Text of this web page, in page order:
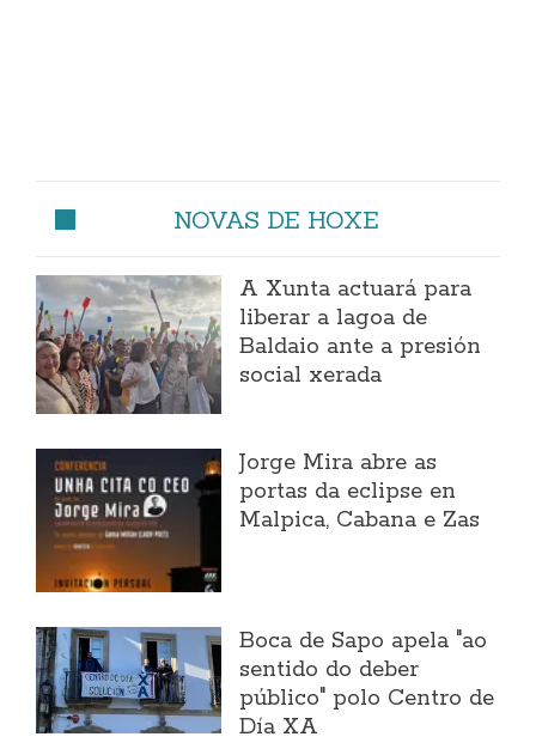
NOVAS DE HOXE
A Xunta actuará para
liberar a lagoa de
Baldaio ante a presión
social xerada
Jorge Mira abre as
portas da eclipse en
Malpica, Cabana e Zas
Boca de Sapo apela "ao
sentido do deber
público" polo Centro de
Día XA